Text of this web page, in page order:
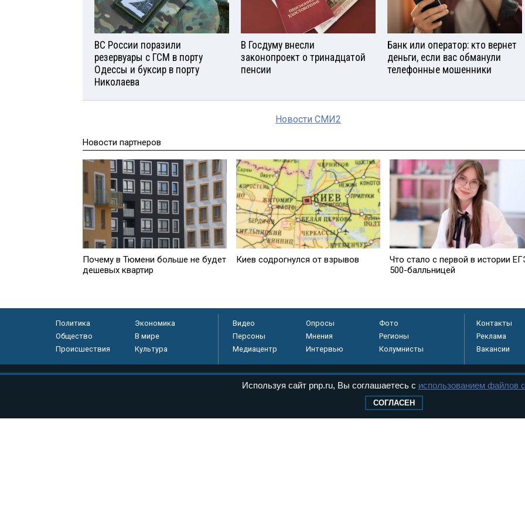
ВС России поразили
резервуары с ГСМ в порту
Одессы и буксир в порту
Николаева
В Госдуму внесли
законопроект о тринадцатой
пенсии
Банк или оператор: кто вернет
деньги, если вас обманули
телефонные мошенники
Новости СМИ2
Новости партнеров
Почему в Тюмени больше не будет
дешевых квартир
Киев содрогнулся от взрывов
Что стало с первой в истории
500-балльницей
Политика
Экономика
Общество
В мире
Происшествия
Культура
Видео Опросы
Фото
Персоны
Мнения
Регионы
Медиацентр
Интервью Колумнисты
Контакты
Реклама
Вакансии
массовых коммуникаций (Роскомнадзор) 05 августа 2011 года. 18+
Используя сайт pnp.ru, Вы соглашаетесь с использованием файлов
СОГЛАСЕН